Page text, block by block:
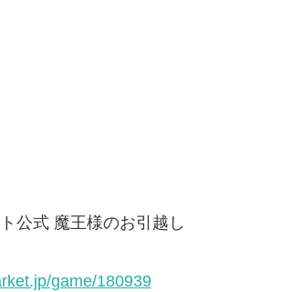
公式 魔王様のお引越し
game/180939